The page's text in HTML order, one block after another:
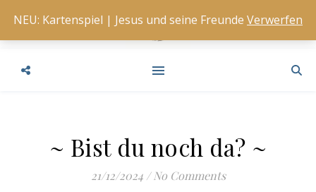
~ Bist du noch da? ~
21/12/2024 / No Comments
NEU: Kartenspiel | Jesus und seine Freunde Verwerfen